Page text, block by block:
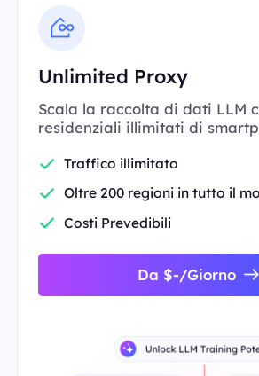
Unlimited Proxy
Scala la raccolta di dati LLM
residenziali illimitati di
Traffico illimitato
Oltre 200 regioni in tutto il
Costi Prevedibili
Da $-/Giorno